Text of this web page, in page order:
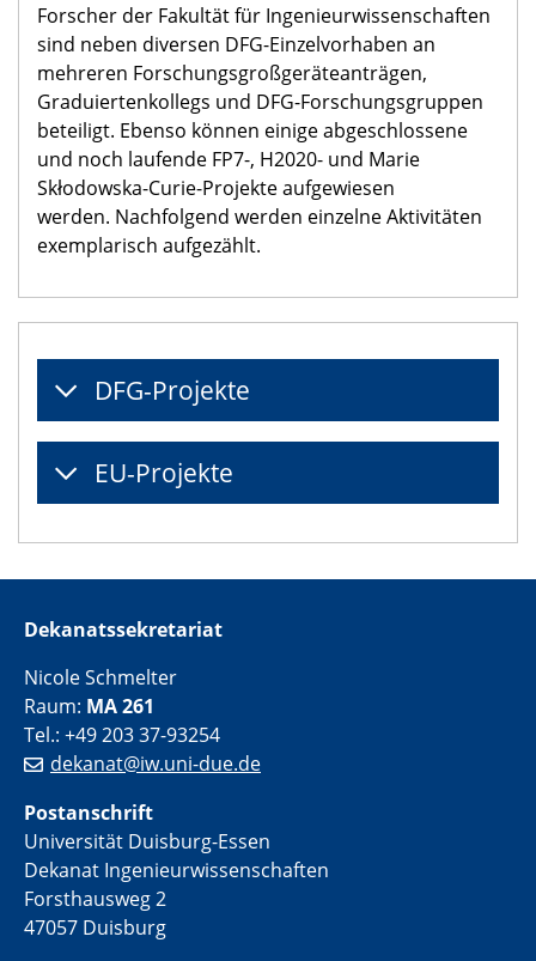
Forscher der Fakultät für Ingenieurwissenschaften
sind neben diversen DFG-Einzelvorhaben an
mehreren Forschungsgroßgeräteanträgen,
Graduiertenkollegs und DFG-Forschungsgruppen
beteiligt. Ebenso können einige abgeschlossene
und noch laufende FP7-, H2020- und Marie
Skłodowska-Curie-Projekte aufgewiesen
werden. Nachfolgend werden einzelne Aktivitäten
exemplarisch aufgezählt.
DFG-Projekte
EU-Projekte
Dekanatssekretariat
Nicole Schmelter
Raum: MA 261
Tel.: +49 203 37-93254
dekanat@iw.uni-due.de
Postanschrift
Universität Duisburg-Essen
Dekanat Ingenieurwissenschaften
Forsthausweg 2
47057 Duisburg